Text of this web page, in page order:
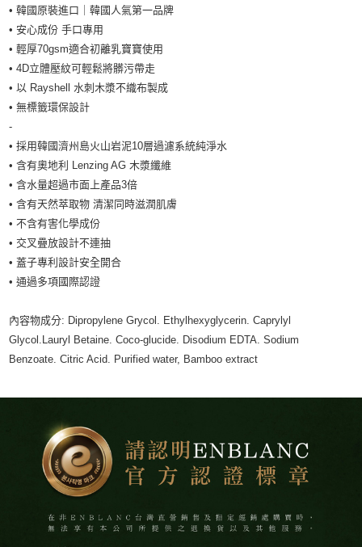
３．未成年的使用者請事先徵得法定代理人或監護人之同意方可使用
「AFTEE先享後付」，若未經同意申辦者引起之損失，本公司不負相關責
４．使用「AFTEE先享後付」時，將依據個別帳號之用戶狀況，依本公司即
時審查核予不同之上限額度；若仍有額度不足之情形，本公司將視審查結果
請求用戶進行身份認證。
恩沛科技股份有限公司將有權停止該用戶之使用額度並採取法律行動。
• 韓國原裝進口｜韓國人氣第一品牌
• 安心成份 手口專用
• 輕厚70gsm適合初離乳寶寶使用
• 4D立體壓紋可輕鬆將髒污帶走
• 以 Rayshell 水刺木漿不織布製成
• 無標籤環保設計
-
• 採用韓國濟州島火山岩泥10層過濾系統純淨水
• 含有奧地利 Lenzing AG 木漿纖維
• 含水量超過市面上產品3倍
• 含有天然萃取物 清潔同時滋潤肌膚
• 不含有害化學成份
• 交叉疊放設計不連抽
• 蓋子專利設計安全開合
• 通過多項國際認證
內容物成分: Dipropylene Grycol. Ethylhexyglycerin. Caprylyl
Glycol.Lauryl Betaine. Coco-glucide. Disodium EDTA. Sodium
Benzoate. Citric Acid. Purified water, Bamboo extract